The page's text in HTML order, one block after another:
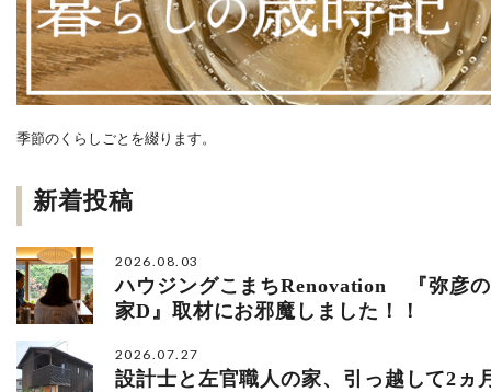
季節のくらしごとを綴ります。
新着投稿
2026.08.03
ハウジングこまちRenovation 『弥彦の
家D』取材にお邪魔しました！！
2026.07.27
設計士と左官職人の家、引っ越して2ヵ